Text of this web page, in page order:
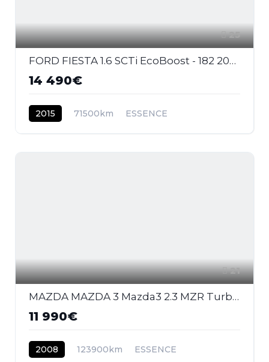
25
FORD FIESTA 1.6 SCTi EcoBoost - 182 2008 BERLINE ST PHASE 2
14 490€
2015 71500km ESSENCE
21
MAZDA MAZDA 3 Mazda3 2.3 MZR Turbo 2003 BERLINE MPS PHASE 2
11 990€
2008 123900km ESSENCE